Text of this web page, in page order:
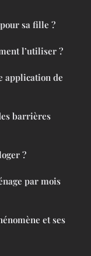
sa fille ?
l’utiliser ?
application de
barrières
?
par mois
et ses